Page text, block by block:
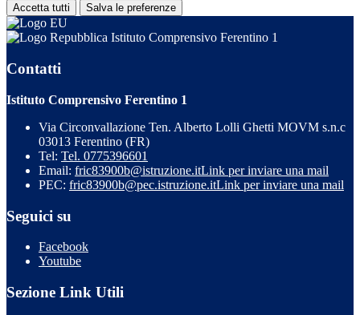
Accetta tutti Salva le preferenze
Istituto Comprensivo Ferentino 1
Contatti
Istituto Comprensivo Ferentino 1
Via Circonvallazione Ten. Alberto Lolli Ghetti MOVM s.n.c
03013 Ferentino (FR)
Tel: Tel. 0775396601
Email: fric83900b@istruzione.itLink per inviare una mail
PEC: fric83900b@pec.istruzione.itLink per inviare una mail
Seguici su
Facebook
Youtube
Sezione Link Utili